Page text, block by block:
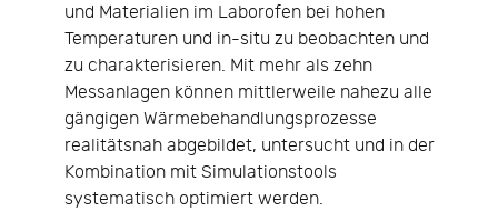
und Materialien im Laborofen bei hohen
Temperaturen und in-situ zu beobachten und
zu charakterisieren. Mit mehr als zehn
Messanlagen können mittlerweile nahezu alle
gängigen Wärmebehandlungsprozesse
realitätsnah abgebildet, untersucht und in der
Kombination mit Simulationstools
systematisch optimiert werden.